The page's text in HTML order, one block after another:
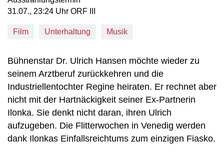
31. Juli, 23:24 Uhr in ORF III
31.07., 23:24 Uhr ORF III
Film Unterhaltung Musik
Bühnenstar Dr. Ulrich Hansen möchte wieder zu
seinem Arztberuf zurückkehren und die
Industriellentochter Regine heiraten. Er rechnet aber
nicht mit der Hartnäckigkeit seiner Ex-Partnerin
Ilonka. Sie denkt nicht daran, ihren Ulrich
aufzugeben. Die Flitterwochen in Venedig werden
dank Ilonkas Einfallsreichtums zum einzigen Fiasko.